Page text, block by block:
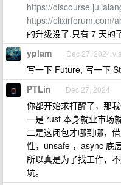
https://
https://elixirforum.com/
的升级没了,只有 7 天的
yplam Dec 27, 2024
写一下 Future, 写一下
PTLin Dec 27, 2024
你都开始求打醒了，那我
一是 rust 本身就业市场就
二是这闭包才哪到哪，
性，unsafe ，async 底
所以真是为了找工作，
坑。